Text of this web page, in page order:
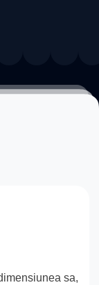
sa,